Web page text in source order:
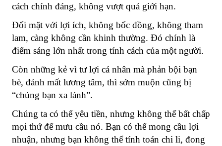
cách chính đáng, không vượt quá giới hạn.
Đối mặt với lợi ích, không bốc đồng, không tham
lam, càng không cần khinh thường. Đó chính là
điểm sáng lớn nhất trong tính cách của một người.
Còn những kẻ vì tư lợi cá nhân mà phản bội bạn
bè, đánh mất lương tâm, thì sớm muộn cũng bị
“chúng bạn xa lánh”.
Chúng ta có thể yêu tiền, nhưng không thể bất chấp
mọi thứ để mưu cầu nó. Bạn có thể mong cầu lợi
nhuận, nhưng bạn không thể tính toán chi li, đong